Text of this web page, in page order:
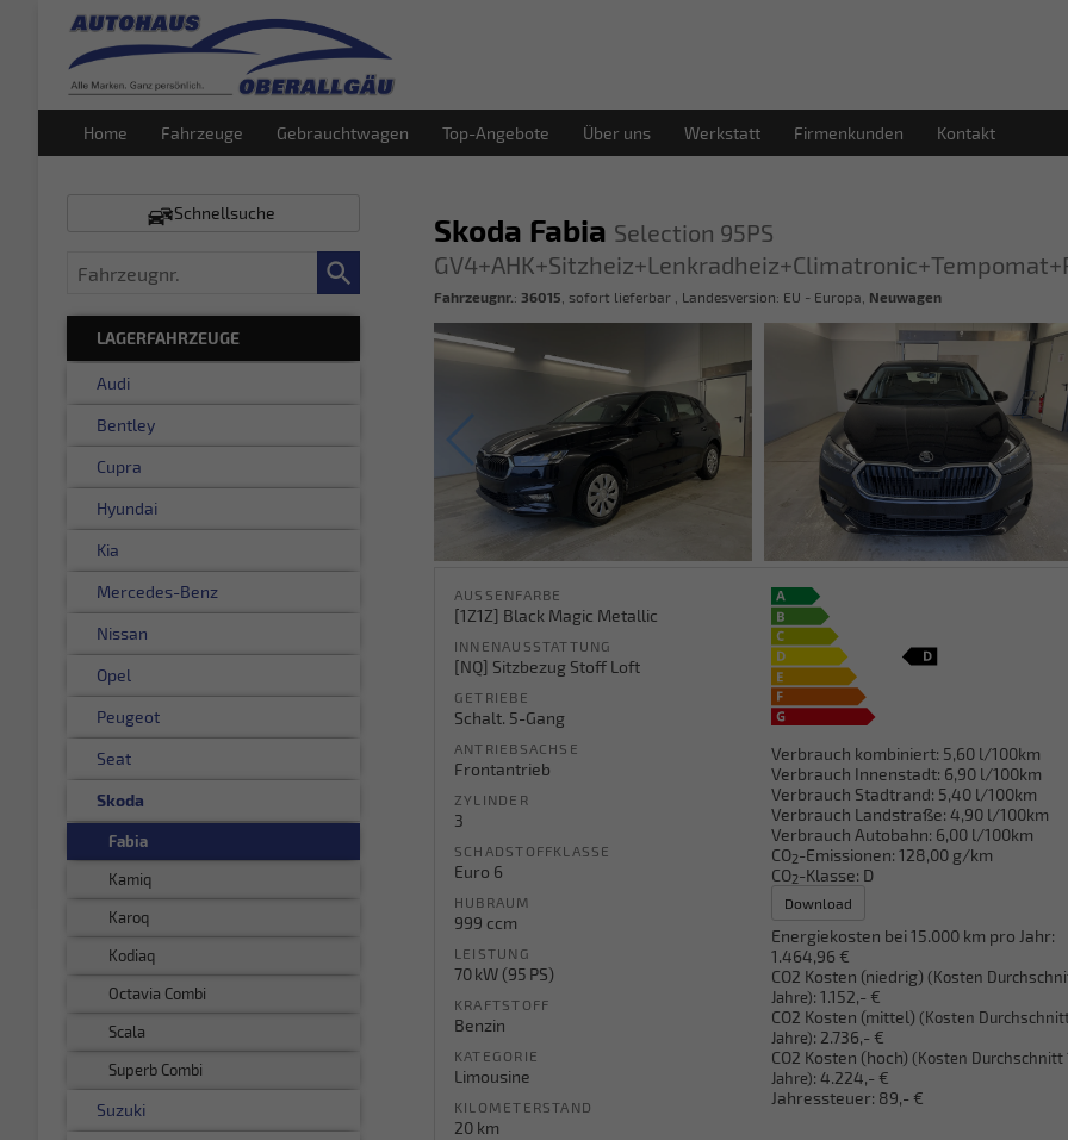
Home Fahrzeuge Gebrauchtwagen Top-Angebote Über uns Werkstatt Firmenkunden Kontakt
Skoda Fabia Selection 95PS
Fahrzeugnr. : 36015 sofort lieferbar, Landesversion: EU - Europa, Neuwagen
AUSSENFARBE
[1Z1Z] Black Magic Metallic
INNENAUSSTATTUNG
[NQ] Sitzbezug Stoff Loft
GETRIEBE
Schalt. 5-Gang
ANTRIEBSACHSE
Frontantrieb
ZYLINDER
3
SCHADSTOFFKLASSE
Euro 6
HUBRAUM
999 ccm
LEISTUNG
70 kW (95 PS)
KRAFTSTOFF
Benzin
KATEGORIE
Limousine
KILOMETERSTAND
20 km
Verbrauch kombiniert: 5,60 l/100km
Verbrauch Innenstadt: 6,90 l/100km
Verbrauch Stadtrand: 5,40 l/100km
Verbrauch Landstraße: 4,90 l/100km
Verbrauch Autobahn: 6,00 l/100km
CO2-Emissionen: 128,00 g/km
CO2-Klasse: D
Download
Energiekosten bei 15.000 km pro Jahr:
1.464,96 €
CO2 Kosten (niedrig) (Kosten
Jahre): 1.152,- €
CO2 Kosten (mittel) (Kosten
Jahre): 2.736,- €
CO2 Kosten (hoch) (Kosten Durchschnitt
Jahre): 4.224,- €
Jahressteuer: 89,- €
Schnellsuche
Fahrzeugnr.
LAGERFAHRZEUGE
Audi
Bentley
Cupra
Hyundai
Kia
Mercedes-Benz
Nissan
Opel
Peugeot
Seat
Skoda
Fabia
Kamiq
Karoq
Kodiaq
Octavia Combi
Scala
Superb Combi
Suzuki